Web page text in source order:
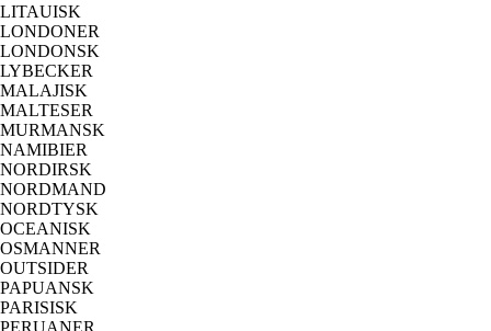
LITAUISK
LONDONER
LONDONSK
LYBECKER
MALAJISK
MALTESER
MURMANSK
NAMIBIER
NORDIRSK
NORDMAND
NORDTYSK
OCEANISK
OSMANNER
OUTSIDER
PAPUANSK
PARISISK
PERUANER